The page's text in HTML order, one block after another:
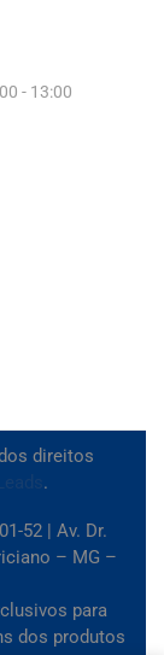
- 13:00
direitos
.
52 | Av. Dr.
– MG –
para
dos produtos